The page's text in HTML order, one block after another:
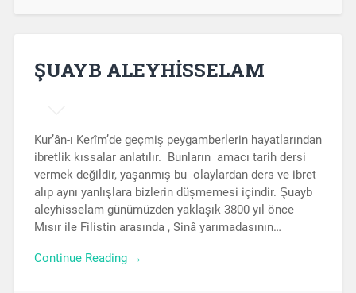
ŞUAYB ALEYHİSSELAM
Kur’ân-ı Kerîm’de geçmiş peygamberlerin hayatlarından
ibretlik kıssalar anlatılır. Bunların amacı tarih dersi
vermek değildir, yaşanmış bu olaylardan ders ve ibret
alıp aynı yanlışlara bizlerin düşmemesi içindir. Şuayb
aleyhisselam günümüzden yaklaşık 3800 yıl önce
Mısır ile Filistin arasında , Sinâ yarımadasının…
Continue Reading →